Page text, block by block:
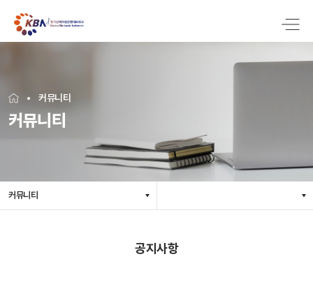
커뮤니티
커뮤니티
커뮤니티
공지사항